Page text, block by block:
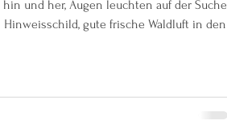
und her, Augen leuchten auf der Suche
gute frische Waldluft in den